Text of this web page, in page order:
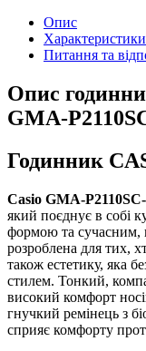
Опис
Характеристики
Питання та
Опис
GMA-
Годинник
Casio GMA-
який поєднує в собі
формою та сучасним,
розроблена для тих,
також естетику, яка
стилем. Тонкий,
високий комфорт
гнучкий ремінець з
сприяє комфорту